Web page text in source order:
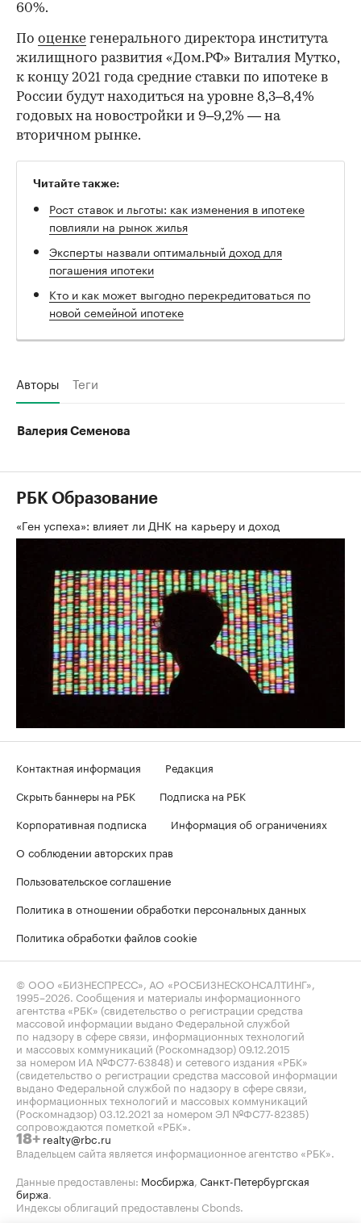
60%.
По оценке генерального директора института
жилищного развития «Дом.РФ» Виталия Мутко,
к концу 2021 года средние ставки по ипотеке в
России будут находиться на уровне 8,3–8,4%
годовых на новостройки и 9–9,2% — на
вторичном рынке.
Читайте также:
Рост ставок и льготы: как изменения в ипотеке
повлияли на рынок жилья
Эксперты назвали оптимальный доход для
погашения ипотеки
Кто и как может выгодно перекредитоваться по
новой семейной ипотеке
Авторы Теги
Валерия Семенова
РБК Образование
«Ген успеха»: влияет ли ДНК на карьеру и доход
Контактная информация
Редакция
Скрыть баннеры на РБК
Подписка на РБК
Корпоративная подписка
Информация об ограничениях
О соблюдении авторских прав
Пользовательское соглашение
Политика в отношении обработки персональных данных
Политика обработки файлов cookie
© ООО «БИЗНЕСПРЕСС», АО «РОСБИЗНЕСКОНСАЛТИНГ»,
1995–2026 . Сообщения и материалы информационного
агентства «РБК» (свидетельство о регистрации средства
массовой информации выдано Федеральной службой
по надзору в сфере связи, информационных технологий
и массовых коммуникаций (Роскомнадзор) 09.12.2015
за номером ИА №ФС77-63848) и сетевого издания «РБК»
(свидетельство о регистрации средства массовой информации
выдано Федеральной службой по надзору в сфере связи,
информационных технологий и массовых коммуникаций
(Роскомнадзор) 03.12.2021 за номером ЭЛ №ФС77-82385)
сопровождаются пометкой «РБК».
18+ realty@rbc.ru
Владельцем сайта является информационное агентство «РБК».
Данные предоставлены: Мосбиржа Санкт-Петербургская
биржа
Индексы облигаций предоставлены Cbonds.